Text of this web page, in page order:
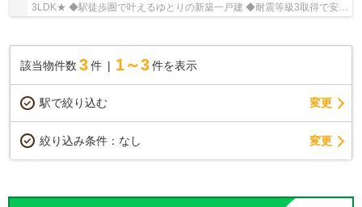
3LDK★ ◆駅徒歩圏で叶えるゆとりの新築一戸建 ◆耐震等級3取得で安心
該当物件数 3件 1～3 件を表示
駅で絞り込む 変更
絞り込み条件： なし 変更